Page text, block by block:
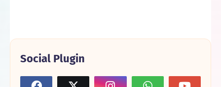
Social Plugin